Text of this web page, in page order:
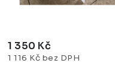
1 116 Kč bez DPH
1 350 Kč